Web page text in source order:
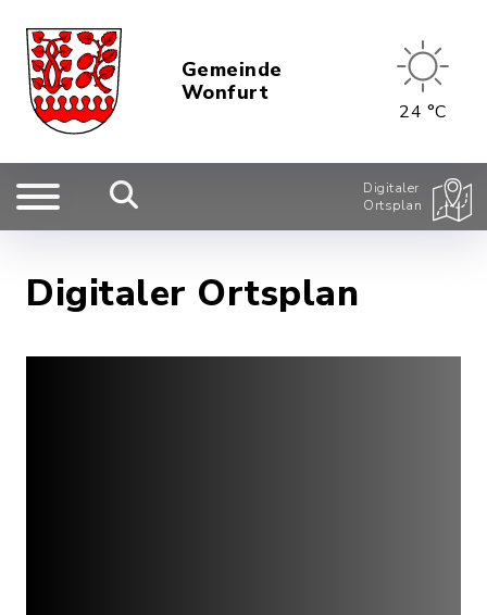
Gemeinde
Wonfurt
24 °C
Digitaler
Ortsplan
Digitaler Ortsplan